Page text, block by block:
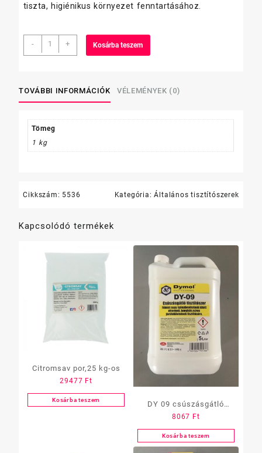
tiszta, higiénikus környezet fenntartásához.
-
Septa
RADICAL
erős
hatású
L
mennyiség
+ Kosárba teszem
TOVÁBBI INFORMÁCIÓK VÉLEMÉNYEK (0)
Tömeg
1 kg
Cikkszám: 5536 Kategória:Általános tisztítószerek
Kapcsolódó termékek
Citromsav por,25 kg-os
29477 Ft
Kosárba teszem
DY 09 csúszásgátló
tisztítószer 5 l
8067 Ft
Kosárba teszem